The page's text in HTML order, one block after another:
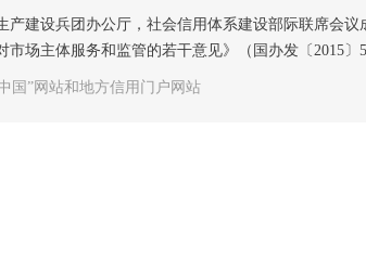
产建设兵团办公厅，社会信用体系建设部际联席
场主体服务和监管的若干意见》（国办发〔2015〕
国”网站和地方信用门户网站